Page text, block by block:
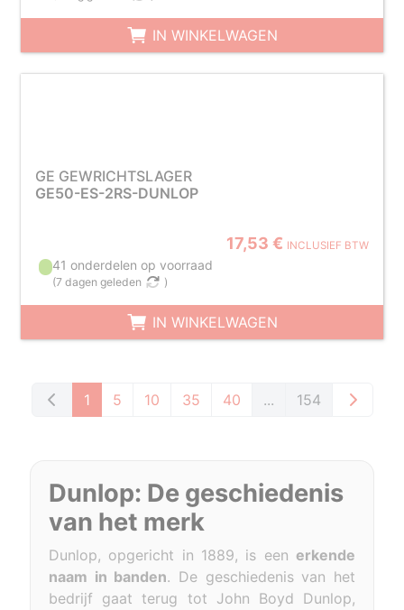
IN WINKELWAGEN
GE GEWRICHTSLAGER
GE50-ES-2RS-DUNLOP
17,53 € INCLUSIEF BTW
41 onderdelen op voorraad
(7 dagen geleden )
IN WINKELWAGEN
1 5 10 35 40 ... 154
Dunlop: De geschiedenis
van het merk
Dunlop, opgericht in 1889, is een erkende
naam in banden. De geschiedenis van het
bedrijf gaat terug tot John Boyd Dunlop,